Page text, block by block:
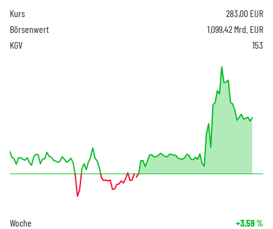
Kurs 283,00 EUR
Börsenwert
1.099,42 Mrd. EUR
KGV
153
Woche +3,59%